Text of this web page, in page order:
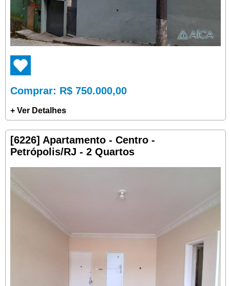
Comprar: R$ 750.000,00
+ Ver Detalhes
[6226] Apartamento - Centro -
Petrópolis/RJ - 2 Quartos